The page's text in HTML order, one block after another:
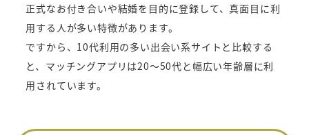
正式なお付き合いや結婚を目的に登録して、真面目に利
用する人が多い特徴があります。
ですから、10代利用の多い出会い系サイトと比較する
と、マッチングアプリは20～50代と幅広い年齢層に利
用されています。